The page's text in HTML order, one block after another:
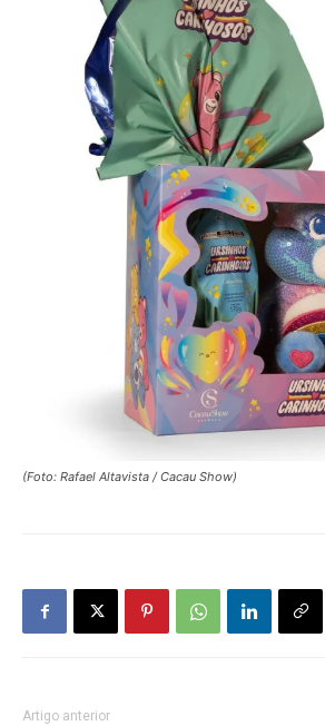
(Foto: Rafael Altavista / Cacau Show)
Artigo anterior